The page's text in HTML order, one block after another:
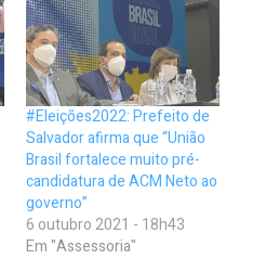
#Eleições2022: Prefeito de
Salvador afirma que “União
Brasil fortalece muito pré-
candidatura de ACM Neto ao
governo”
6 outubro 2021 - 18h43
Em "Assessoria"